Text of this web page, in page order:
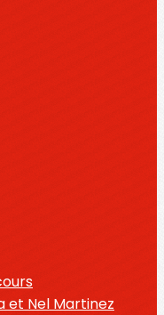
et Nel Martinez